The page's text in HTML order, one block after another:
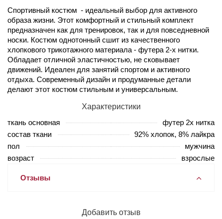
Спортивный костюм - идеальный выбор для активного
образа жизни. Этот комфортный и стильный комплект
предназначен как для тренировок, так и для повседневной
носки. Костюм однотонный сшит из качественного
хлопкового трикотажного материала - футера 2-х нитки.
Обладает отличной эластичностью, не сковывает
движений. Идеален для занятий спортом и активного
отдыха. Современный дизайн и продуманные детали
делают этот костюм стильным и универсальным.
Характеристики
ткань основная
футер 2х нитка
состав ткани
92% хлопок, 8% лайкра
пол
мужчина
возраст
взрослые
Отзывы
Добавить отзыв